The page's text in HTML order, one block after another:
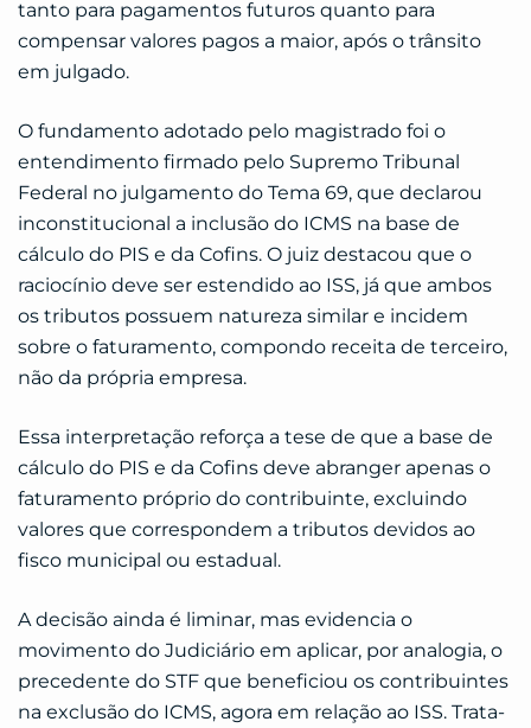
tanto para pagamentos futuros quanto para
compensar valores pagos a maior, após o trânsito
em julgado.
O fundamento adotado pelo magistrado foi o
entendimento firmado pelo Supremo Tribunal
Federal no julgamento do Tema 69, que declarou
inconstitucional a inclusão do ICMS na base de
cálculo do PIS e da Cofins. O juiz destacou que o
raciocínio deve ser estendido ao ISS, já que ambos
os tributos possuem natureza similar e incidem
sobre o faturamento, compondo receita de terceiro,
não da própria empresa.
Essa interpretação reforça a tese de que a base de
cálculo do PIS e da Cofins deve abranger apenas o
faturamento próprio do contribuinte, excluindo
valores que correspondem a tributos devidos ao
fisco municipal ou estadual.
A decisão ainda é liminar, mas evidencia o
movimento do Judiciário em aplicar, por analogia, o
precedente do STF que beneficiou os contribuintes
na exclusão do ICMS, agora em relação ao ISS. Trata-